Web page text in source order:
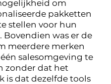
om
pakketten
stellen voor hun
Bovendien was er de
meerdere merken
salesomgeving te
zonder dat het
is dat dezelfde tools